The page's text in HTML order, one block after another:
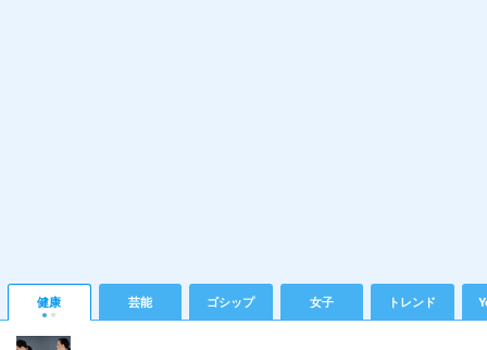
健康 芸能 ゴシップ 女子 トレンド